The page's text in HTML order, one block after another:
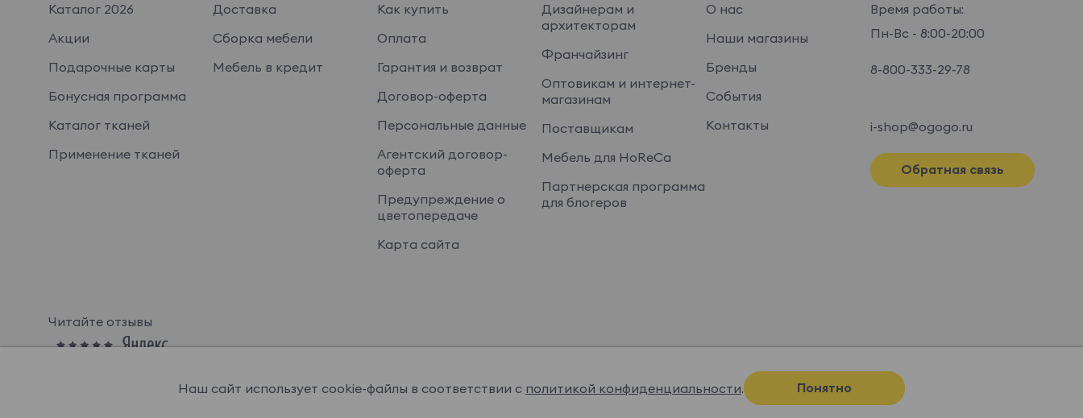
Каталог 2026
Акции
Подарочные карты
Бонусная программа
Каталог тканей
Применение тканей
Доставка
Сборка мебели
Мебель в кредит
Как купить
Оплата
Гарантия и возврат
Договор-оферта
Персональные данные
Агентский договор-
оферта
Предупреждение о
цветопередаче
Карта сайта
Дизайнерам и
архитекторам
Франчайзинг
Оптовикам и интернет-
магазинам
Поставщикам
Мебель для HoReCa
Партнерская программа
для блогеров
О нас
Наши магазины
Бренды
События
Контакты
Время работы:
Пн-Вс - 8:00-20:00
8-800-333-29-78
i-shop@ogogo.ru
Обратная связь
Читайте отзывы
© OGOGOHOME, 2026 Спроектировано и нарисовано в
Наш сайт использует cookie-файлы в соответствии с политикой конфиденциальности. Понятно